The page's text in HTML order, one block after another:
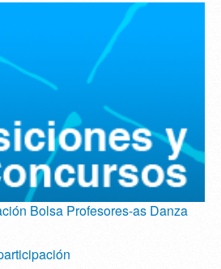
Bolsa Profesores-as Danza